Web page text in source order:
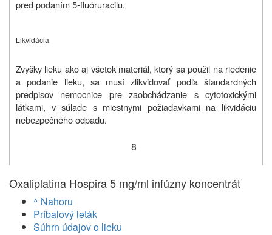
pred podaním5-fluóruracilu.
Likvidácia
Zvyšky lieku ako aj všetok materiál, ktorý sa použil na riedenie
a podanie lieku, sa musí zlikvidovať podľa štandardných
predpisov nemocnice pre zaobchádzanie s cytotoxickými
látkami, v súlade s miestnymi požiadavkami na likvidáciu
nebezpečného odpadu.
8
Oxaliplatina Hospira 5 mg/ml infúzny koncentrát
^ Nahoru
Príbalový leták
Súhrn údajov o lieku